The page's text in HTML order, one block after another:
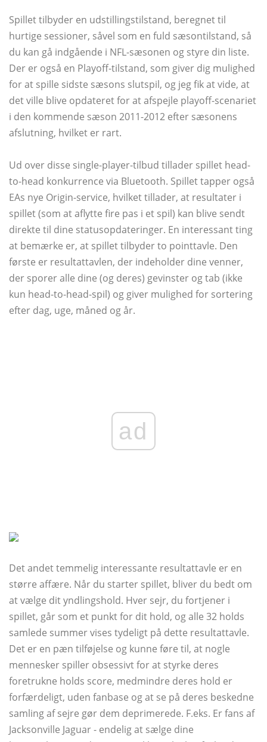
Spillet tilbyder en udstillingstilstand, beregnet til
hurtige sessioner, såvel som en fuld sæsontilstand, så
du kan gå indgående i NFL-sæsonen og styre din liste.
Der er også en Playoff-tilstand, som giver dig mulighed
for at spille sidste sæsons slutspil, og jeg fik at vide, at
det ville blive opdateret for at afspejle playoff-scenariet
i den kommende sæson 2011-2012 efter sæsonens
afslutning, hvilket er rart.
Ud over disse single-player-tilbud tillader spillet head-
to-head konkurrence via Bluetooth. Spillet tapper også
EAs nye Origin-service, hvilket tillader, at resultater i
spillet (som at aflytte fire pas i et spil) kan blive sendt
direkte til dine statusopdateringer. En interessant ting
at bemærke er, at spillet tilbyder to pointtavle. Den
første er resultattavlen, der indeholder dine venner,
der sporer alle dine (og deres) gevinster og tab (ikke
kun head-to-head-spil) og giver mulighed for sortering
efter dag, uge, måned og år.
ad
Det andet temmelig interessante resultattavle er en
større affære. Når du starter spillet, bliver du bedt om
at vælge dit yndlingshold. Hver sejr, du fortjener i
spillet, går som et punkt for dit hold, og alle 32 holds
samlede summer vises tydeligt på dette resultattavle.
Det er en pæn tilføjelse og kunne føre til, at nogle
mennesker spiller obsessivt for at styrke deres
foretrukne holds score, medmindre deres hold er
forfærdeligt, uden fanbase og at se på deres beskedne
samling af sejre gør dem deprimerede. F.eks. Er fans af
Jacksonville Jaguar - endelig at sælge dine